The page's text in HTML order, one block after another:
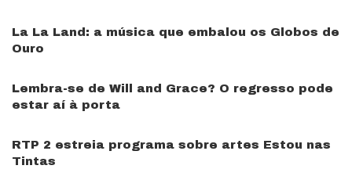
La La Land: a música que embalou os Globos de
Ouro
Lembra-se de Will and Grace? O regresso pode
estar aí à porta
RTP 2 estreia programa sobre artes Estou nas
Tintas